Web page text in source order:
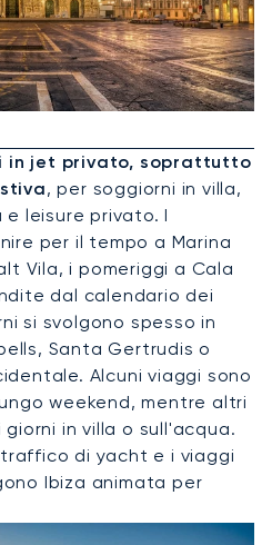
Privato Per
in jet privato, soprattutto
, per soggiorni in villa,
leisure privato. I
per il tempo a Marina
Vila, i pomeriggi a Cala
dal calendario dei
si svolgono spesso in
Santa Gertrudis o
Alcuni viaggi sono
weekend, mentre altri
in villa o sull'acqua.
di yacht e i viaggi
Ibiza animata per